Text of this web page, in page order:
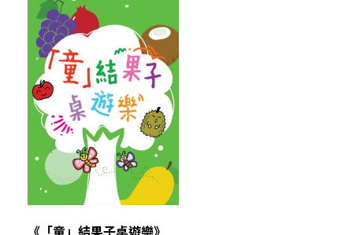
《「童」結果子桌遊樂》